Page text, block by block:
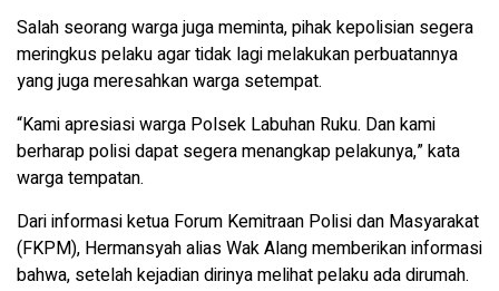
Salah seorang warga juga meminta, pihak kepolisian segera
meringkus pelaku agar tidak lagi melakukan perbuatannya
yang juga meresahkan warga setempat.
“Kami apresiasi warga Polsek Labuhan Ruku. Dan kami
berharap polisi dapat segera menangkap pelakunya,” kata
warga tempatan.
Dari informasi ketua Forum Kemitraan Polisi dan Masyarakat
(FKPM), Hermansyah alias Wak Alang memberikan informasi
bahwa, setelah kejadian dirinya melihat pelaku ada dirumah.